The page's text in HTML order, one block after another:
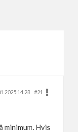
14.28
#21
Hvis